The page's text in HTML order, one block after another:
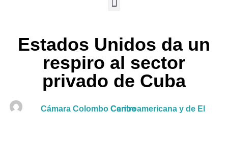
Estados Unidos da un
respiro al sector
privado de Cuba
Cámara Colombo Centroamericana y de El Caribe